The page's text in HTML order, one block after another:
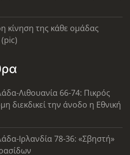
κίνηση της κάθε ομάδας
Λιθουανία 66-74: Πικρός
διεκδικεί την άνοδο η Εθνική
Ιρλανδία 78-36: «Σβηστή»